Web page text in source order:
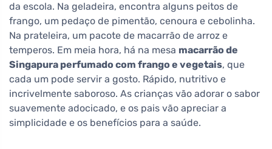
da escola. Na geladeira, encontra alguns peitos de
frango, um pedaço de pimentão, cenoura e cebolinha.
Na prateleira, um pacote de macarrão de arroz e
temperos. Em meia hora, há na mesa macarrão de
Singapura perfumado com frango e vegetais, que
cada um pode servir a gosto. Rápido, nutritivo e
incrivelmente saboroso. As crianças vão adorar o sabor
suavemente adocicado, e os pais vão apreciar a
simplicidade e os benefícios para a saúde.